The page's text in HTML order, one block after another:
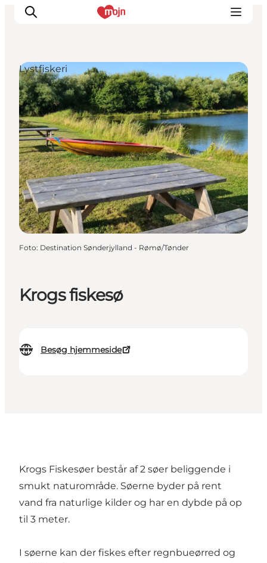
Oplevelser
Byer & Steder
Det sker
Overnatning
Planlæg din ferie
Booking
Krogs fiskesø
Besøg hjemmeside
Lystfiskeri
Foto: Destination Sønderjylland - Rømø/Tønder
Krogs Fiskesøer består af 2 søer beliggende i
smukt naturområde. Søerne byder på rent
vand fra naturlige kilder og har en dybde på op
til 3 meter.
I søerne kan der fiskes efter regnbueørred og